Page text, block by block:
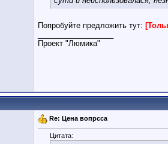
Попробуйте предложить тут:
Проект "Люмика"
Re: Цена вопрсса
Цитата: